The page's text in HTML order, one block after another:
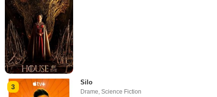
3
Silo
Drame,Science Fiction